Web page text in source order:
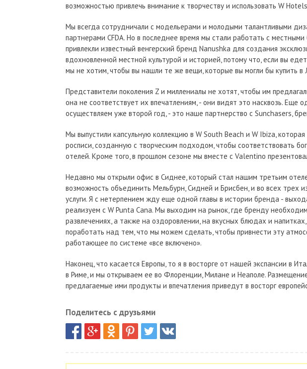
возможностью привлечь внимание к творчеству и использовать W
Мы всегда сотрудничали с модельерами и молодыми талантливыми
партнерами CFDA. Но в последнее время мы стали работать с
привлекли известный венгерский бренд Nanushka для создания
вдохновленной местной культурой и историей, потому что, если вы
мы не хотим, чтобы вы нашли те же вещи, которые вы могли бы купить
Представители поколения Z и миллениалы не хотят, чтобы им
она не соответствует их впечатлениям, - они видят это насквозь. Еще
осуществляем уже второй год, - это наше партнерство с Sunchasers,
Мы выпустили капсульную коллекцию в W South Beach и W Ibiza,
росписи, созданную с творческим подходом, чтобы соответствовать
отелей. Кроме того, в прошлом сезоне мы вместе с Valentino
Недавно мы открыли офис в Сиднее, который стал нашим третьим
возможность объединить Мельбурн, Сидней и Брисбен, и во всех трех
услуги. Я с нетерпением жду еще одной главы в истории бренда -
реализуем с W Punta Cana. Мы выходим на рынок, где бренду
развлечениях, а также на оздоровлении, на вкусных блюдах и
поработать над тем, что мы можем сделать, чтобы привнести эту
работающее по системе «все включено».
Наконец, что касается Европы, то я в восторге от нашей экспансии в
в Риме, и мы открываем ее во Флоренции, Милане и Неаполе.
предлагаемые ими продукты и впечатления приведут в восторг
Поделитесь с друзьями